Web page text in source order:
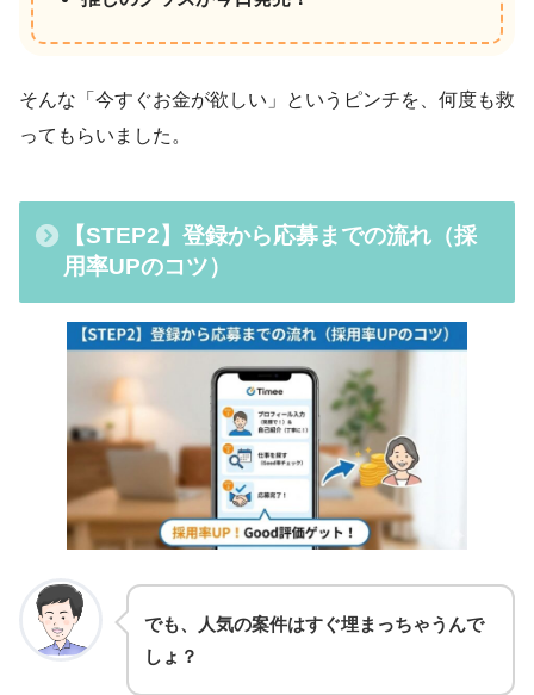
そんな「今すぐお金が欲しい」というピンチを、何度も救
ってもらいました。
【STEP2】登録から応募までの流れ（採
用率UPのコツ）
でも、人気の案件はすぐ埋まっちゃうんで
しょ？